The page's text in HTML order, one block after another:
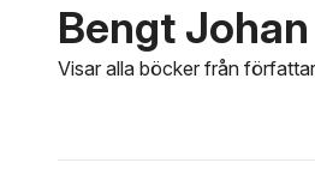
Bengt
Visar alla böcker från